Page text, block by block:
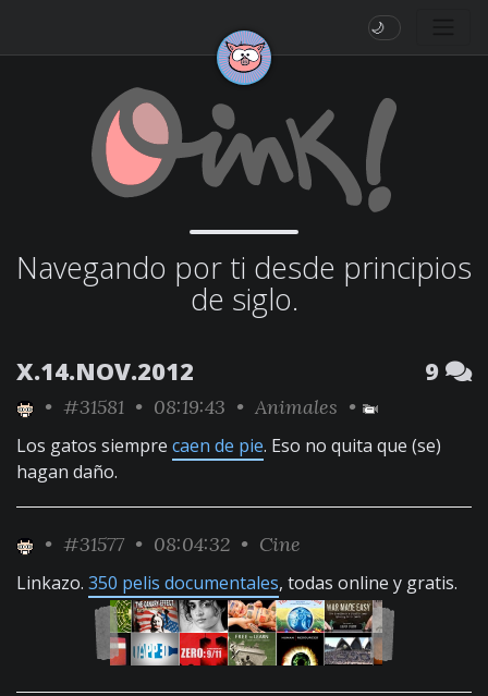
🌙
Navegando por ti desde principios
de siglo.
X.14.NOV.2012 9
• #31581 • 08:19:43 • Animales •
Los gatos siempre caen de pie. Eso no quita que (se)
hagan daño.
• #31577 • 08:04:32 • Cine
Linkazo. 350 pelis documentales, todas online y gratis.